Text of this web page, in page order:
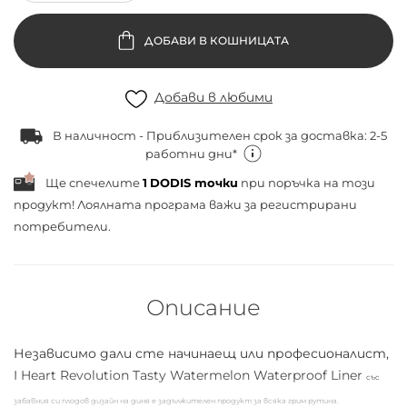
ДОБАВИ В КОШНИЦАТА
Добави в любими
В наличност - Приблизителен срок за доставка: 2-5
работни дни*
Ще спечелите1 DODIS точки при поръчка на този
продукт! Лоялната програма важи за регистрирани
потребители.
Описание
Независимо дали сте начинаещ или професионалист,
I Heart Revolution Tasty Watermelon Waterproof Liner със
забавния си плодов дизайн на диня е задължителен продукт за всяка грим рутина.